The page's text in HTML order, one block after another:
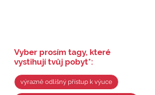
Vyber prosím tagy, které
vystihují tvůj pobyt*:
výrazně odlišný přístup k výuce